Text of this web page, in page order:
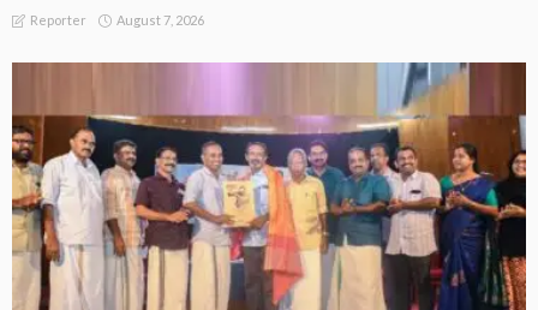
Reporter August 7, 2026